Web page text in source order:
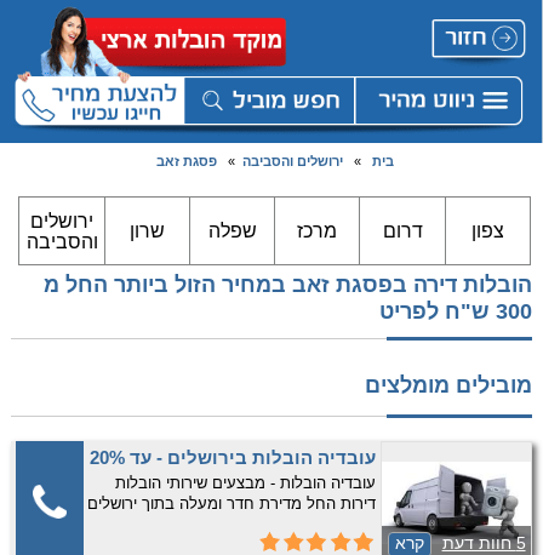
בית » ירושלים והסביבה » פסגת זאב
צפון דרום מרכז שפלה שרון
ירושלים
והסביבה
הובלות דירה בפסגת זאב במחיר הזול ביותר החל מ
300 ש"ח לפריט
מובילים מומלצים
5 חוות דעת קרא
עובדיה הובלות בירושלים - עד 20%
הנחה למתקשרים להובלות דירות
עובדיה הובלות - מבצעים שירותי הובלות
דירות החל מדירת חדר ומעלה בתוך ירושלים